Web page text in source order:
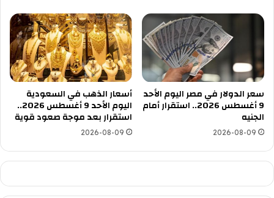
سعر الدولار في مصر اليوم الأحد
9 أغسطس 2026.. استقرار أمام
الجنيه
2026-08-09
أسعار الذهب في السعودية
اليوم الأحد 9 أغسطس 2026..
استقرار بعد موجة صعود قوية
2026-08-09